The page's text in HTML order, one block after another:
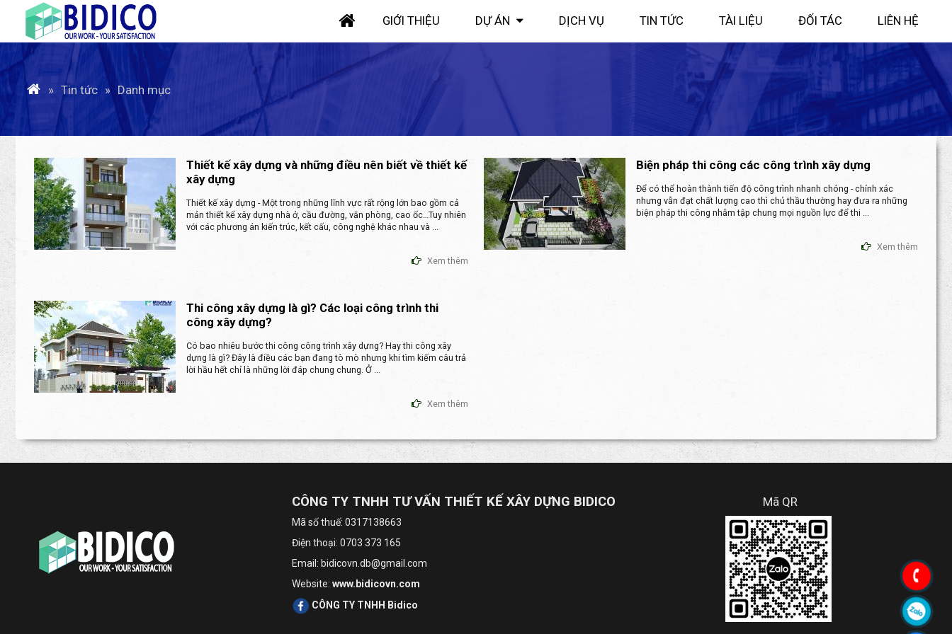
GIỚI THIỆU DỰ ÁN DỊCH VỤ TIN TỨC TÀI LIỆU ĐỐI TÁC LIÊN HỆ
Tin tức Danh mục
Thiết kế xây dựng và những điều nên biết về thiết kế
xây dựng
Thiết kế xây dựng - Một trong những lĩnh vực rất rộng lớn bao gồm cả
mản thiết kế xây dựng nhà ở, cầu đường, văn phòng, cao ốc…Tuy nhiên
với các phương án kiến trúc, kết cấu, công nghệ khác nhau và ...
Xem thêm
Biện pháp thi công các công trình xây dựng
Để có thể hoàn thành tiến độ công trình nhanh chóng - chính xác
nhưng vẫn đạt chất lượng cao thì chủ thầu thường hay đưa ra những
biện pháp thi công nhằm tập chung mọi nguồn lực để thi ...
Xem thêm
Thi công xây dựng là gì? Các loại công trình thi
công xây dựng?
Có bao nhiêu bước thi công công trình xây dựng? Hay thi công xây
dựng là gì? Đây là điều các bạn đang tò mò nhưng khi tìm kiếm câu trả
lời hầu hết chỉ là những lời đáp chung chung. Ở ...
Xem thêm
CÔNG TY TNHH TƯ VẤN THIẾT KẾ XÂY DỰNG BIDICO
Mã số thuế: 0317138663
Điện thoại: 0703 373 165
Email: bidicovn.db@gmail.com
Website: www.bidicovn.com
CÔNG TY TNHH Bidico
Mã QR